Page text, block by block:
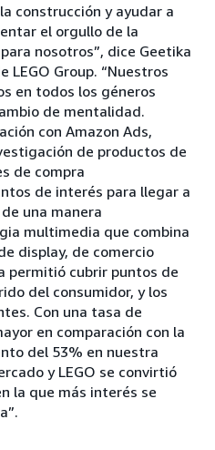
construcción y ayudar a
el orgullo de la
nosotros”, dice Geetika
LEGO Group. “Nuestros
en todos los géneros
de mentalidad.
con Amazon Ads,
de productos de
de compra
de interés para llegar a
una manera
multimedia que combina
display, de comercio
permitió cubrir puntos de
del consumidor, y los
Con una tasa de
en comparación con la
del 53% en nuestra
y LEGO se convirtió
la que más interés se